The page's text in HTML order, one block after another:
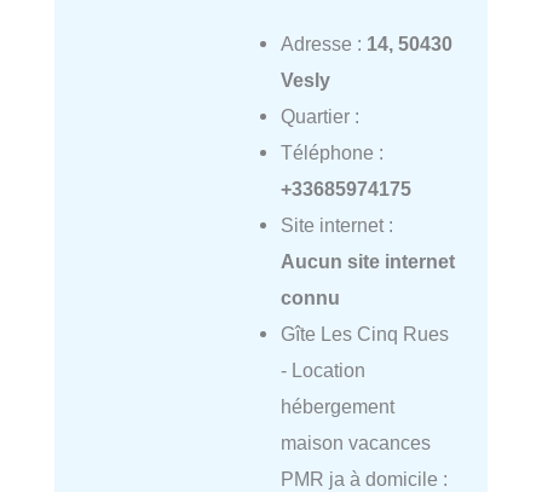
Adresse : 14, 50430
Vesly
Quartier :
Téléphone :
+33685974175
Site internet :
Aucun site internet
connu
Gîte Les Cinq Rues
- Location
hébergement
maison vacances
PMR ja à domicile :